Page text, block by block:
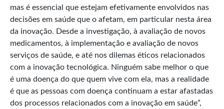
mas é essencial que estejam efetivamente envolvidos nas
decisões em saúde que o afetam, em particular nesta área
da inovação. Desde a investigação, à avaliação de novos
medicamentos, à implementação e avaliação de novos
serviços de saúde, e até nos dilemas éticos relacionados
com a inovação tecnológica. Ninguém sabe melhor o que
é uma doença do que quem vive com ela, mas a realidade
é que as pessoas com doença continuam a estar afastadas
dos processos relacionados com a inovação em saúde”,